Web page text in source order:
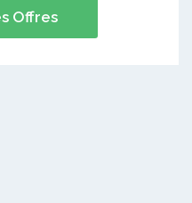
Offres